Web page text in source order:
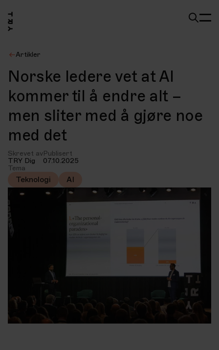
Artikler
Norske ledere vet at AI
kommer til å endre alt –
men sliter med å gjøre noe
med det
Skrevet av
TRY Dig
Publisert
07.10.2025
Tema
Teknologi AI